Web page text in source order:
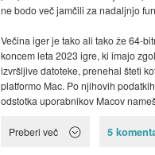
ne bodo več jamčili za nadaljnjo
Večina iger je tako ali tako že 64-
koncem leta 2023 igre, ki imajo
izvršljive datoteke, prenehal šteti
platformo Mac. Po njihovih
odstotka uporabnikov Macov
Preberi več 5